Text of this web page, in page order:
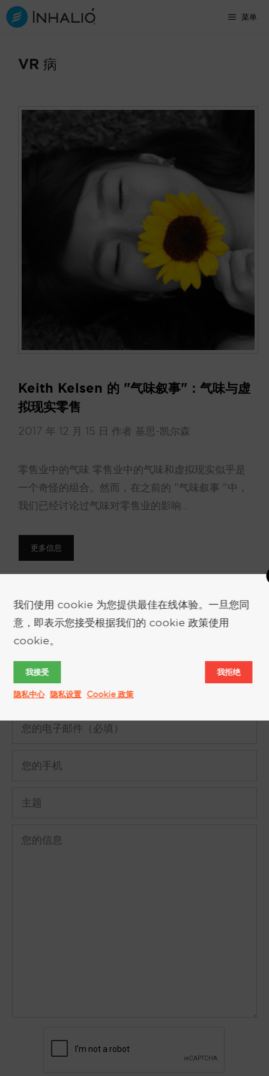
跳
至
菜单
VR 病
Keith Kelsen 的 "气味叙事"：气味与虚
拟现实零售
2017 年 12 月 15 日 作者 基思-凯尔森
零售业中的气味 零售业中的气味和虚拟现实似乎是
一个奇怪的组合。然而，在之前的 "气味叙事 "中，
我们已经讨论过气味对零售业的影响...
更多信息
我们使用 cookie 为您提供最佳在线体验。一旦您同
意，即表示您接受根据我们的 cookie 政策使用
cookie。
我接受 我拒绝
隐私中心 隐私设置 Cookie 政策